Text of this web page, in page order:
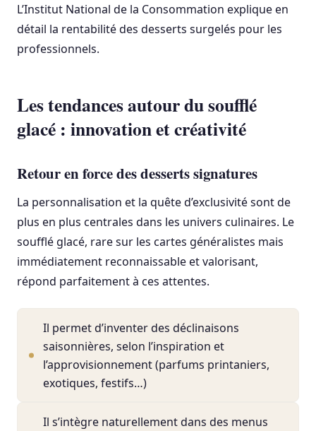
L’Institut National de la Consommation explique en
détail la rentabilité des desserts surgelés pour les
professionnels.
Les tendances autour du soufflé
glacé : innovation et créativité
Retour en force des desserts signatures
La personnalisation et la quête d’exclusivité sont de
plus en plus centrales dans les univers culinaires. Le
soufflé glacé, rare sur les cartes généralistes mais
immédiatement reconnaissable et valorisant,
répond parfaitement à ces attentes.
Il permet d’inventer des déclinaisons
saisonnières, selon l’inspiration et
l’approvisionnement (parfums printaniers,
exotiques, festifs…)
Il s’intègre naturellement dans des menus